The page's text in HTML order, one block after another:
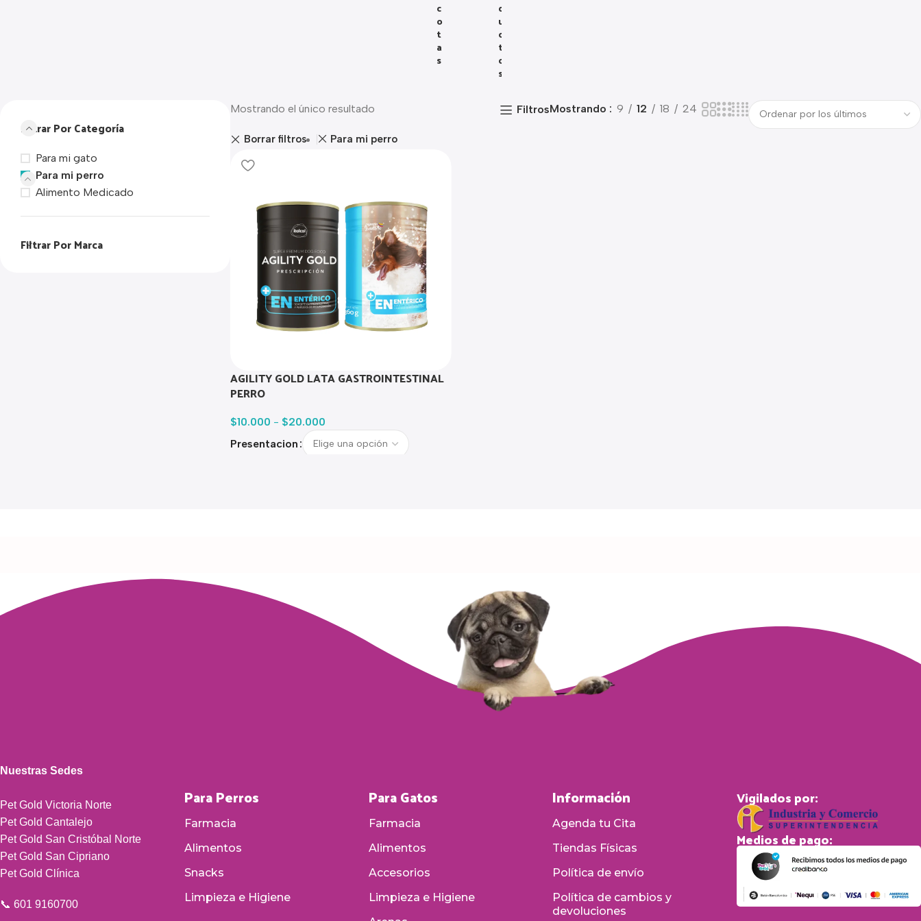
C
O
T
A
S
D
U
C
T
O
S
Filtrar Por Categoría
Para mi gato
Para mi perro
Alimento Medicado
Filtrar Por Marca
Mostrando el único resultado FiltrosMostrando 9 12 18 24
Borrar filtros Para mi perro
AGILITY GOLD LATA GASTROINTESTINAL
PERRO
$10.000 - $20.000
Presentacion
Nuestras Sedes
Pet Gold Victoria Norte
Pet Gold Cantalejo
Pet Gold San Cristóbal Norte
Pet Gold San Cipriano
Pet Gold Clínica
📞 601 9160700
Para Perros
Farmacia
Alimentos
Snacks
Limpieza e Higiene
Para Gatos
Farmacia
Alimentos
Accesorios
Limpieza e Higiene
Información
Agenda tu Cita
Tiendas Físicas
Política de envío
Política de cambios y
devoluciones
Vigilados por:
Medios de pago: